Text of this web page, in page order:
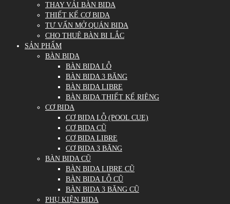
THAY VẢI BÀN BIDA
THIẾT KẾ CƠ BIDA
TƯ VẤN MỞ QUÁN BIDA
CHO THUÊ BÀN BI LẮC
SẢN PHẨM
BÀN BIDA
BÀN BIDA LỖ
BÀN BIDA 3 BĂNG
BÀN BIDA LIBRE
BÀN BIDA THIẾT KẾ RIÊNG
CƠ BIDA
CƠ BIDA LỖ (POOL CUE)
CƠ BIDA CŨ
CƠ BIDA LIBRE
CƠ BIDA 3 BĂNG
BÀN BIDA CŨ
BÀN BIDA LIBRE CŨ
BÀN BIDA LỖ CŨ
BÀN BIDA 3 BĂNG CŨ
PHỤ KIỆN BIDA